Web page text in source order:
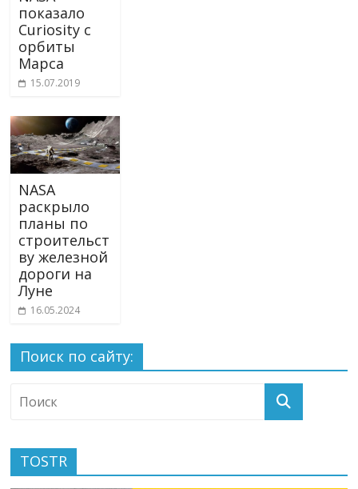
показало
Curiosity с
орбиты
Марса
15.07.2019
NASA
раскрыло
планы по
строительст
ву железной
дороги на
Луне
16.05.2024
Поиск по сайту:
TOSTR